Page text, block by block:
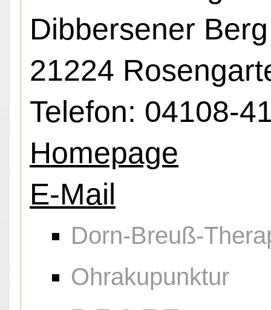
Dibbersener
21224
Telefon: 04108-
Homepage
E-Mail
Dorn-Breuß-
Ohrakupunktur